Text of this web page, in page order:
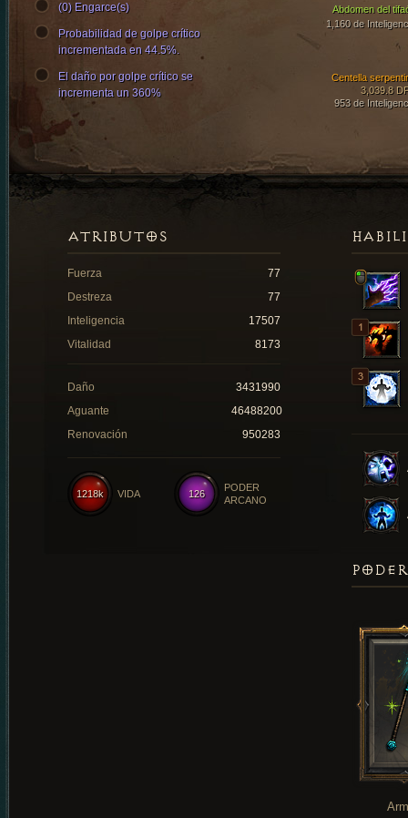
Abdomen del
1,160 de
Centella
3,039.8
953 de
(0) Engarce(s)
Probabilidad de golpe crítico
incrementada en 44.5%.
El daño por golpe crítico se
incrementa un 360%
ATRIBUTOS
Fuerza
77
Destreza
77
Inteligencia
17507
Vitalidad
8173
Daño
3431990
Aguante
46488200
Renovación
950283
126
PODER
ARCANO
1218k VIDA